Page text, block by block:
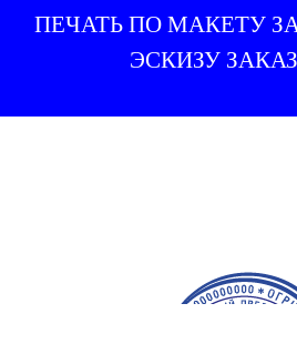
ПЕЧАТЬ ПО МАКЕТУ
ЭСКИЗУ